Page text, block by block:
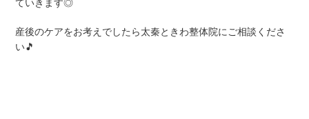
ていきます◎
産後のケアをお考えでしたら太秦ときわ整体院にご相談くださ
い🎵